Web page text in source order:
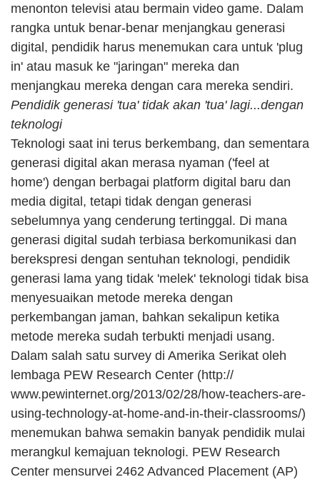
menonton televisi atau bermain video game. Dalam
rangka untuk benar-benar menjangkau generasi
digital, pendidik harus menemukan cara untuk 'plug
in' atau masuk ke "jaringan" mereka dan
menjangkau mereka dengan cara mereka sendiri.
Pendidik generasi 'tua' tidak akan 'tua' lagi...dengan
teknologi
Teknologi saat ini terus berkembang, dan sementara
generasi digital akan merasa nyaman ('feel at
home') dengan berbagai platform digital baru dan
media digital, tetapi tidak dengan generasi
sebelumnya yang cenderung tertinggal. Di mana
generasi digital sudah terbiasa berkomunikasi dan
berekspresi dengan sentuhan teknologi, pendidik
generasi lama yang tidak 'melek' teknologi tidak bisa
menyesuaikan metode mereka dengan
perkembangan jaman, bahkan sekalipun ketika
metode mereka sudah terbukti menjadi usang.
Dalam salah satu survey di Amerika Serikat oleh
lembaga PEW Research Center (http://
www.pewinternet.org/2013/02/28/how-teachers-are-
using-technology-at-home-and-in-their-classrooms/)
menemukan bahwa semakin banyak pendidik mulai
merangkul kemajuan teknologi. PEW Research
Center mensurvei 2462 Advanced Placement (AP)